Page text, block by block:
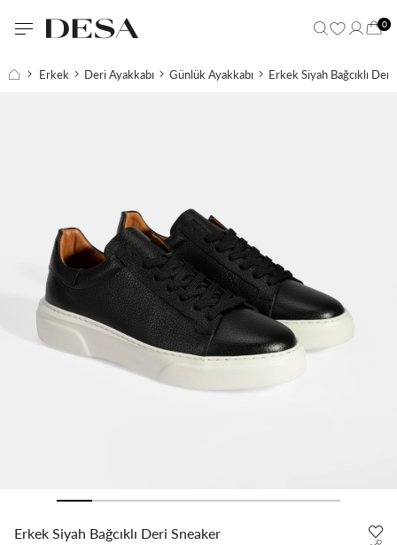
0
Erkek Deri Ayakkabı Günlük Ayakkabı Erkek Siyah Bağcıklı
Erkek Siyah Bağcıklı Deri Sneaker